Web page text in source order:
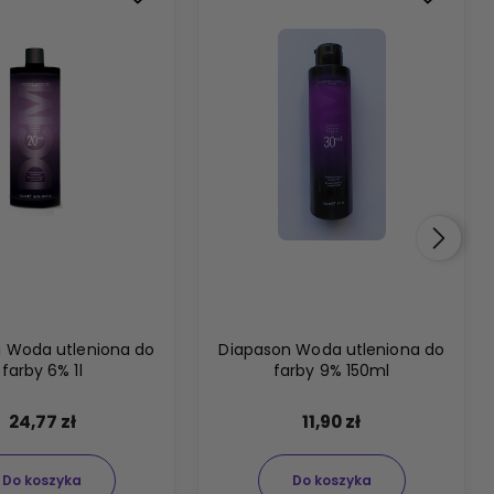
Woda utleniona do
farby 6% 1l
24,77 zł
Do koszyka
Diapason Woda utleniona do
farby 9% 150ml
11,90 zł
Do koszyka